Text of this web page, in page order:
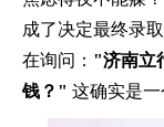
成了决定最终录
在询问： "济南立
钱？" 这确实是一